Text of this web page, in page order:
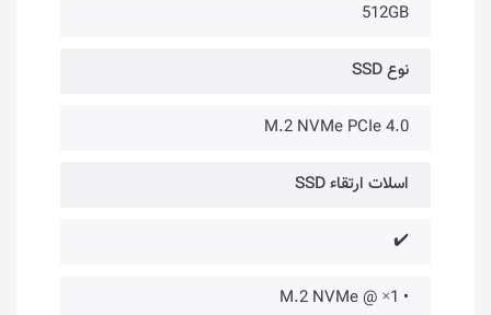
512GB
نوع SSD
M.2 NVMe PCIe 4.0
اسلات ارتقاء SSD
✔️
• 1× @ M.2 NVMe